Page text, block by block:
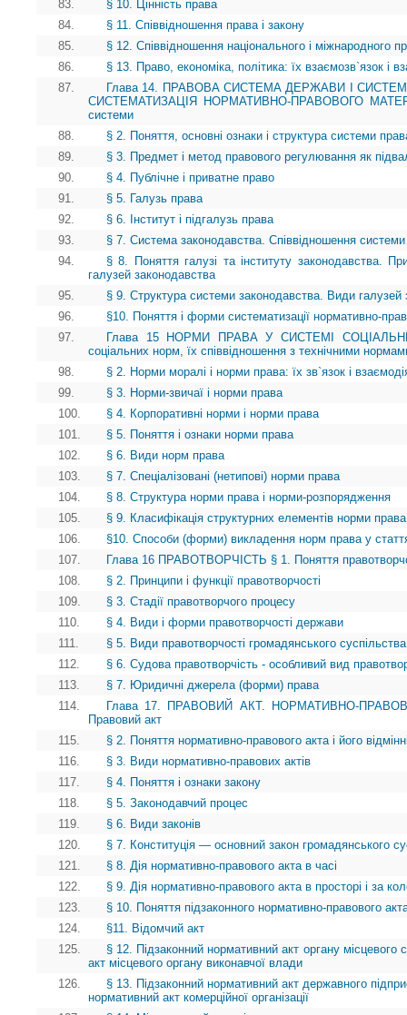
83.
§ 10. Цінність права
84.
§ 11. Співвідношення права і закону
85.
§ 12. Співвідношення національного і міжнародного
86.
§ 13. Право, економіка, політика: їх взаємозв`язок і
87.
Глава 14. ПРАВОВА СИСТЕМА ДЕРЖАВИ І
СИСТЕМАТИЗАЦІЯ НОРМАТИВНО-ПРАВОВОГО
системи
88.
§ 2. Поняття, основні ознаки і структура системи
89.
§ 3. Предмет і метод правового регулювання як
90.
§ 4. Публічне і приватне право
91.
§ 5. Галузь права
92.
§ 6. Інститут і підгалузь права
93.
§ 7. Система законодавства. Співвідношення
94.
§ 8. Поняття галузі та інституту законодавства.
галузей законодавства
95.
§ 9. Структура системи законодавства. Види галузей
96.
§10. Поняття і форми систематизації нормативно-
97.
Глава 15 НОРМИ ПРАВА У СИСТЕМІ
соціальних норм, їх співвідношення з технічними
98.
§ 2. Норми моралі і норми права: їх зв`язок і
99.
§ 3. Норми-звичаї і норми права
100.
§ 4. Корпоративні норми і норми права
101.
§ 5. Поняття і ознаки норми права
102.
§ 6. Види норм права
103.
§ 7. Спеціалізовані (нетипові) норми права
104.
§ 8. Структура норми права і норми-розпорядження
105.
§ 9. Класифікація структурних елементів норми
106.
§10. Способи (форми) викладення норм права у
107.
Глава 16 ПРАВОТВОРЧІСТЬ § 1. Поняття
108.
§ 2. Принципи і функції правотворчості
109.
§ 3. Стадії правотворчого процесу
110.
§ 4. Види і форми правотворчості держави
111.
§ 5. Види правотворчості громадянського суспільства
112.
§ 6. Судова правотворчість - особливий вид
113.
§ 7. Юридичні джерела (форми) права
114.
Глава 17. ПРАВОВИЙ АКТ. НОРМАТИВНО-
Правовий акт
115.
§ 2. Поняття нормативно-правового акта і його
116.
§ 3. Види нормативно-правових актів
117.
§ 4. Поняття і ознаки закону
118.
§ 5. Законодавчий процес
119.
§ 6. Види законів
120.
§ 7. Конституція — основний закон громадянського
121.
§ 8. Дія нормативно-правового акта в часі
122.
§ 9. Дія нормативно-правового акта в просторі і за
123.
§ 10. Поняття підзаконного нормативно-правового
124.
§11. Відомчий акт
125.
§ 12. Підзаконний нормативний акт органу
акт місцевого органу виконавчої влади
126.
§ 13. Підзаконний нормативний акт державного
нормативний акт комерційної організації